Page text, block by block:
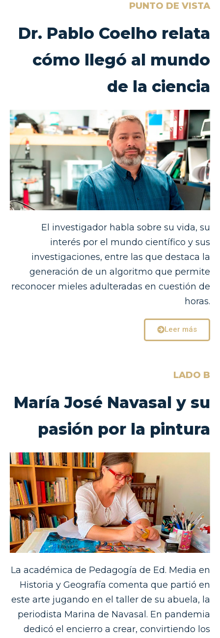
PUNTO DE VISTA
Dr. Pablo Coelho relata
cómo llegó al mundo
de la ciencia
El investigador habla sobre su vida, su
interés por el mundo científico y sus
investigaciones, entre las que destaca la
generación de un algoritmo que permite
reconocer mieles adulteradas en cuestión de
horas.
Leer más
LADO B
María José Navasal y su
pasión por la pintura
La académica de Pedagogía de Ed. Media en
Historia y Geografía comenta que partió en
este arte jugando en el taller de su abuela, la
periodista Marina de Navasal. En pandemia
dedicó el encierro a crear, convirtiendo los